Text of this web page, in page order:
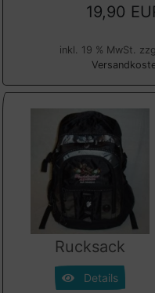
19,90
inkl. 19 % MwSt.
Rucksack
Details